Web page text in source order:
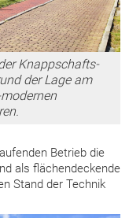
Knappschafts-
der Lage am
Betrieb die
als flächendeckende
Stand der Technik